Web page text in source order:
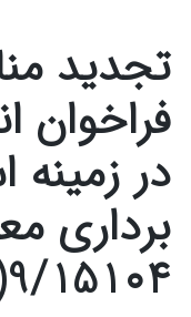
تجدید
فراخوان
در زمینه
9/15104(نوبت دوم)